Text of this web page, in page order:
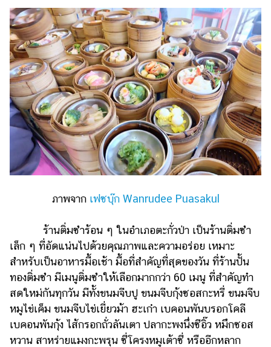
ภาพจาก เฟซบุ๊ก Wanrudee Puasakul
ร้านติ่มซำร้อน ๆ ในอำเภอตะกั่วป่า เป็นร้านติ่มซำ
เล็ก ๆ ที่อัดแน่นไปด้วยคุณภาพและความอร่อย เหมาะ
สำหรับเป็นอาหารมื้อเช้า มื้อที่สำคัญที่สุดของวัน ที่ร้านปั้น
ทองติ่มซำ มีเมนูติ่มซำให้เลือกมากกว่า 60 เมนู ที่สำคัญทำ
สดใหม่กันทุกวัน มีทั้งขนมจีบปู ขนมจีบกุ้งซอสกะหรี่ ขนมจีบ
หมูไข่เค็ม ขนมจีบไข่เยี่ยวม้า ฮะเก๋า เบคอนพันบรอกโคลี
เบคอนพันกุ้ง ไส้กรอกถั่วลันเตา ปลากะพงนึ่งซีอิ๊ว หมึกซอส
หวาน สาหร่ายแมงกะพรุน ซี่โครงหมูเต้าซี่ หรืออีกหลาก